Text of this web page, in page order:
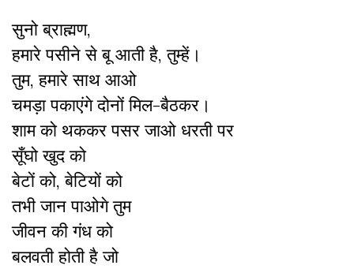
सुनो ब्राह्मण,
हमारे पसीने से बू आती है, तुम्हें।
तुम, हमारे साथ आओ
चमड़ा पकाएंगे दोनों मिल-बैठकर।
शाम को थककर पसर जाओ धरती पर
सूँघो खुद को
बेटों को, बेटियों को
तभी जान पाओगे तुम
जीवन की गंध को
बलवती होती है जो